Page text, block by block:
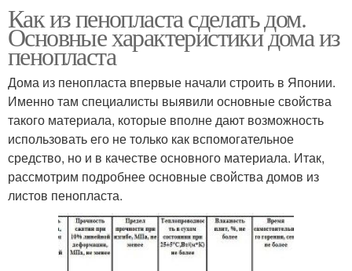
Как из пенопласта сделать дом.
Основные характеристики дома из
пенопласта
Дома из пенопласта впервые начали строить в Японии.
Именно там специалисты выявили основные свойства
такого материала, которые вполне дают возможность
использовать его не только как вспомогательное
средство, но и в качестве основного материала. Итак,
рассмотрим подробнее основные свойства домов из
листов пенопласта.